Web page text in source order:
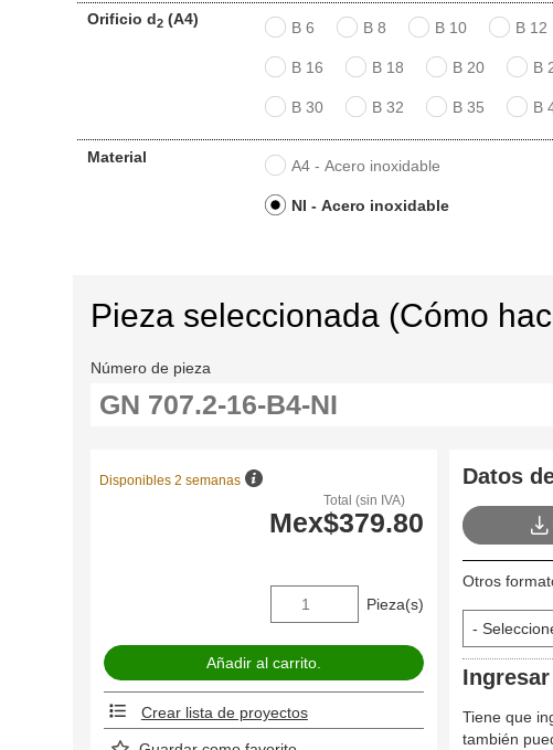
Orificio d2 (A4) B 6 B 8 B 10 B 12
B 16 B 18 B 20 B
B 30 B 32 B 35 B
Material A4 - Acero inoxidable
NI - Acero inoxidable
Pieza seleccionada (Cómo
Número de pieza
Total (sin IVA)
Mex$379.80
Disponibles 2 semanas
Pieza(s)
Crear lista de proyectos
Datos
Otros
Ingresar
Tiene que
también